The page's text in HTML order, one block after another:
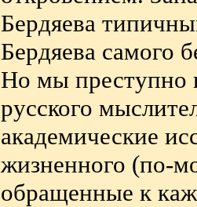
Бердяева
Бердяева самого
Но мы преступно
русского
академические
жизненного (по-
обращенные к